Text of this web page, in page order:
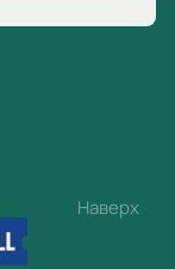
Наверх